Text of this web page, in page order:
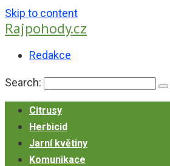
Skip to content
Rajpohody.cz
Redakce
Search:
Citrusy
Herbicid
Jarní květiny
Komunikace